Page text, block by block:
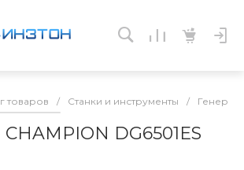
товаров / Станки и инструменты /
DG6501ES